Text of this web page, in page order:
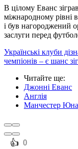
В цілому Еванс
міжнародному рівні
і був нагороджений
заслуги перед
Українські клуби
чемпіонів – є шанс
Читайте ще:
Джонні Еванс
Англія
Манчестер
️👍 0